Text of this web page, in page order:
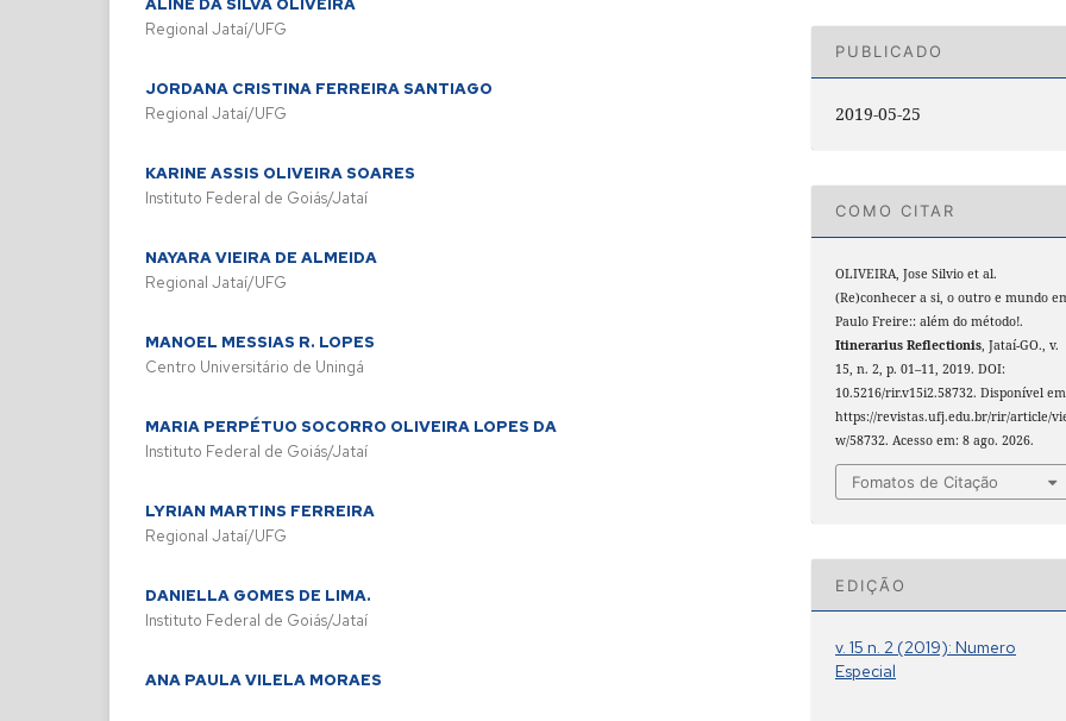
ALINE DA SILVA OLIVEIRA
Regional Jataí/UFG
JORDANA CRISTINA FERREIRA SANTIAGO
Regional Jataí/UFG
KARINE ASSIS OLIVEIRA SOARES
Instituto Federal de Goiás/Jataí
NAYARA VIEIRA DE ALMEIDA
Regional Jataí/UFG
MANOEL MESSIAS R. LOPES
Centro Universitário de Uningá
MARIA PERPÉTUO SOCORRO OLIVEIRA LOPES DA
Instituto Federal de Goiás/Jataí
LYRIAN MARTINS FERREIRA
Regional Jataí/UFG
DANIELLA GOMES DE LIMA.
Instituto Federal de Goiás/Jataí
ANA PAULA VILELA MORAES
PUBLICADO
2019-05-25
COMO CITAR
OLIVEIRA, Jose Silvio et al.
(Re)conhecer a si, o outro e mundo
Paulo Freire:: além do método!.
Itinerarius Reflectionis, Jataí-GO., v.
15, n. 2, p. 01–11, 2019. DOI:
10.5216/rir.v15i2.58732. Disponível
https://revistas.ufj.edu.br/rir/article/
w/58732. Acesso em: 8 ago. 2026.
Fomatos de Citação
EDIÇÃO
v. 15 n. 2 (2019): Numero
Especial